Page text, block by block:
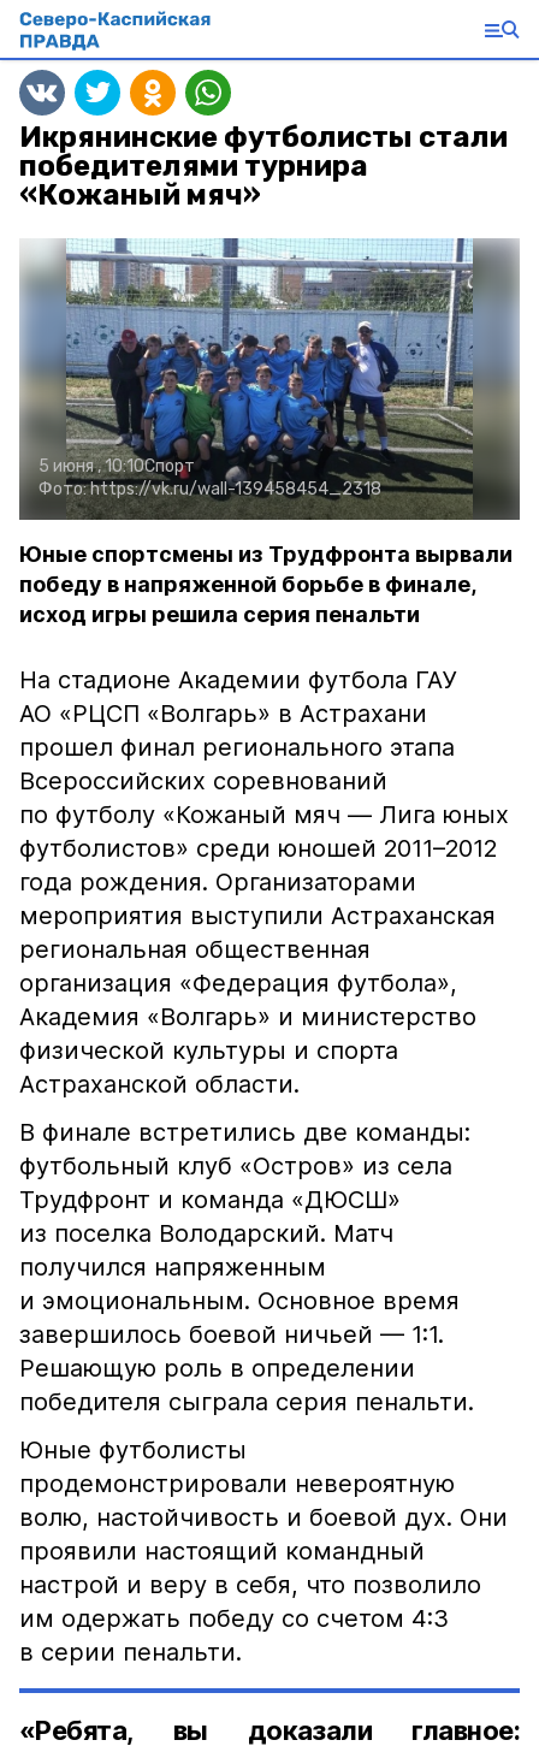
Икрянинские футболисты стали
победителями турнира
«Кожаный мяч»
5 июня , 10:10Спорт
Фото:https://vk.ru/wall-139458454_2318
Юные спортсмены из Трудфронта вырвали
победу в напряженной борьбе в финале,
исход игры решила серия пенальти
На стадионе Академии футбола ГАУ
АО «РЦСП «Волгарь» в Астрахани
прошел финал регионального этапа
Всероссийских соревнований
по футболу «Кожаный мяч — Лига юных
футболистов» среди юношей 2011–2012
года рождения. Организаторами
мероприятия выступили Астраханская
региональная общественная
организация «Федерация футбола»,
Академия «Волгарь» и министерство
физической культуры и спорта
Астраханской области.
В финале встретились две команды:
футбольный клуб «Остров» из села
Трудфронт и команда «ДЮСШ»
из поселка Володарский. Матч
получился напряженным
и эмоциональным. Основное время
завершилось боевой ничьей — 1:1.
Решающую роль в определении
победителя сыграла серия пенальти.
Юные футболисты
продемонстрировали невероятную
волю, настойчивость и боевой дух. Они
проявили настоящий командный
настрой и веру в себя, что позволило
им одержать победу со счетом 4:3
в серии пенальти.
«Ребята, вы доказали главное: